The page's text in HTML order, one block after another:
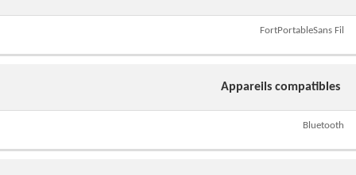
FortPortableSans Fil
Appareils compatibles
Bluetooth